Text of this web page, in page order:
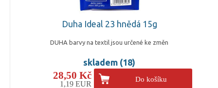
Duha Ideal 23 hnědá 15g
DUHA barvy na textil jsou určené ke změn
skladem (18)
28,50 Kč
1,19 EUR
Do košíku